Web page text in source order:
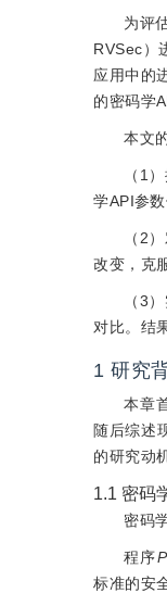
为评
RVSec）
应用中的
的密码学
本文
（1
学API参
（2
改变，克
（3
对比。结
1 研究
本章
随后综述
的研究动
1.1 密码
密码
程序P
标准的安